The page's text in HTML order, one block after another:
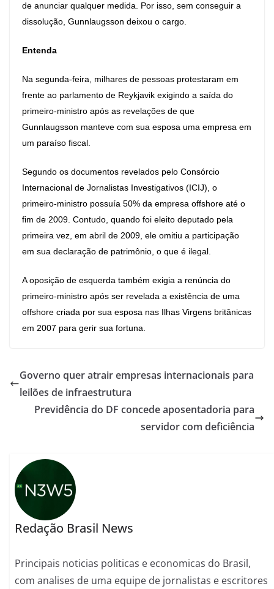
de anunciar qualquer medida. Por isso, sem conseguir a
dissolução, Gunnlaugsson deixou o cargo.
Entenda
Na segunda-feira, milhares de pessoas protestaram em
frente ao parlamento de Reykjavik exigindo a saída do
primeiro-ministro após as revelações de que
Gunnlaugsson manteve com sua esposa uma empresa em
um paraíso fiscal.
Segundo os documentos revelados pelo Consórcio
Internacional de Jornalistas Investigativos (ICIJ), o
primeiro-ministro possuía 50% da empresa offshore até o
fim de 2009. Contudo, quando foi eleito deputado pela
primeira vez, em abril de 2009, ele omitiu a participação
em sua declaração de patrimônio, o que é ilegal.
A oposição de esquerda também exigia a renúncia do
primeiro-ministro após ser revelada a existência de uma
offshore criada por sua esposa nas Ilhas Virgens britânicas
em 2007 para gerir sua fortuna.
Governo quer atrair empresas internacionais para
leilões de infraestrutura
Previdência do DF concede aposentadoria para
servidor com deficiência
Redação Brasil News
Principais noticias politicas e economicas do Brasil,
com analises de uma equipe de jornalistas e escritores